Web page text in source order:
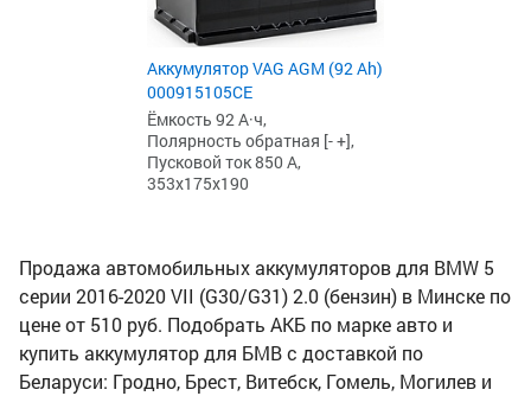
Аккумулятор VAG AGM (92 Ah)
000915105CE
Ёмкость 92 А·ч,
Полярность обратная [- +],
Пусковой ток 850 А,
353x175x190
Продажа автомобильных аккумуляторов для BMW 5
серии 2016-2020 VII (G30/G31) 2.0 (бензин) в Минске по
цене от 510 руб. Подобрать АКБ по марке авто и
купить аккумулятор для БМВ с доставкой по
Беларуси: Гродно, Брест, Витебск, Гомель, Могилев и